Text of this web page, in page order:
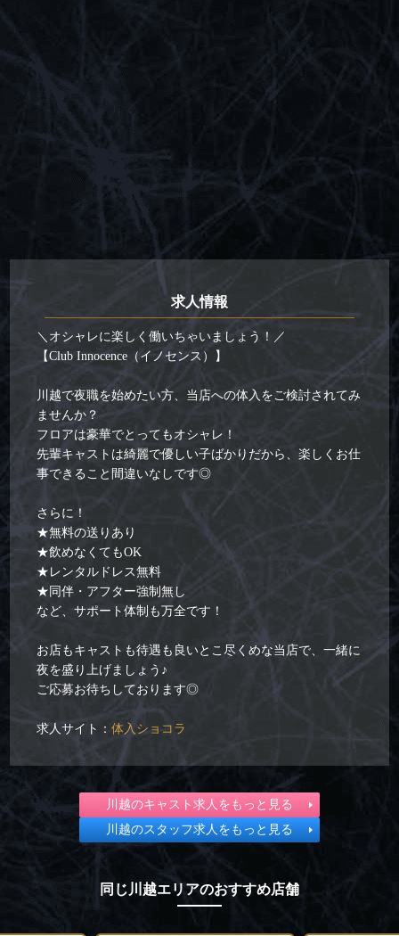
求人情報
＼オシャレに楽しく働いちゃいましょう！／
【Club Innocence（イノセンス）】
川越で夜職を始めたい方、当店への体入をご検討されてみ
ませんか？
フロアは豪華でとってもオシャレ！
先輩キャストは綺麗で優しい子ばかりだから、楽しくお仕
事できること間違いなしです◎
さらに！
★無料の送りあり
★飲めなくてもOK
★レンタルドレス無料
★同伴・アフター強制無し
など、サポート体制も万全です！
お店もキャストも待遇も良いとこ尽くめな当店で、一緒に
夜を盛り上げましょう♪
ご応募お待ちしております◎
求人サイト：体入ショコラ
川越のキャスト求人をもっと見る
川越のスタッフ求人をもっと見る
同じ川越エリアのおすすめ店舗